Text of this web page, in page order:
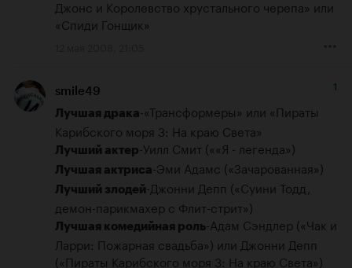
Джонс и Королевство xрустального черепа» или
«Спиди Гонщик»
smile49 1
Лучшая драка-«Трансформеры» или «Пираты
Лучший актер
Лучшая актриса
Лучший злодей-Джонни Депп («Суини Тодд,
Лучшая комедийная роль-Адам Сэндлер («Чак и
Ларри: Пожарная свадьба») или Джонни Депп